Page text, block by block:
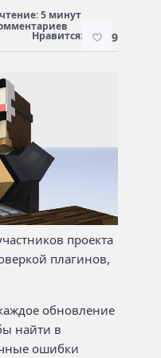
5 минут
Нравится: 9
проекта
плагинов,
обновление
найти в
ошибки